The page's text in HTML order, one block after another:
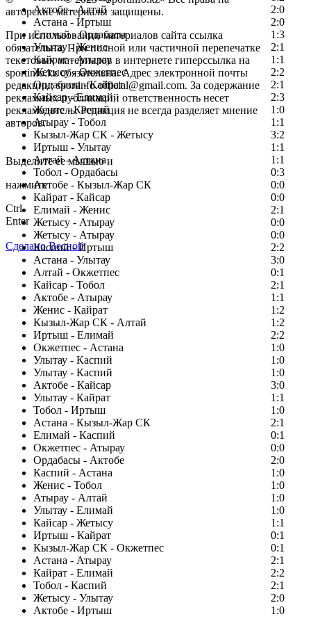
Актобе - Алтай
2:0
Астана - Иртыш
2:0
Елимай - Ордабасы
1:3
Улытау - Женис
2:1
Кайрат - Атырау
1:1
Жетысу - Окжетпес
2:2
Ордабасы - Кайрат
2:1
Кайсар - Елимай
2:3
Женис - Каспий
1:0
Атырау - Тобол
1:1
Кызыл-Жар СК - Жетысу
3:2
Иртыш - Улытау
1:1
Алтай - Астана
1:1
Тобол - Ордабасы
0:3
Актобе - Кызыл-Жар СК
0:0
Кайрат - Кайсар
0:0
Елимай - Женис
2:1
Жетысу - Атырау
0:0
Жетысу - Атырау
0:0
Каспий - Иртыш
2:2
Астана - Улытау
3:0
Алтай - Окжетпес
0:1
Кайсар - Тобол
2:1
Актобе - Атырау
1:1
Женис - Кайрат
1:2
Кызыл-Жар СК - Алтай
1:2
Иртыш - Елимай
2:2
Окжетпес - Астана
1:0
Улытау - Каспий
1:0
Улытау - Каспий
1:0
Актобе - Кайсар
3:0
Улытау - Кайрат
1:1
Тобол - Иртыш
1:0
Астана - Кызыл-Жар СК
2:1
Елимай - Каспий
0:1
Окжетпес - Атырау
0:0
Ордабасы - Актобе
2:0
Каспий - Астана
1:0
Женис - Тобол
1:0
Атырау - Алтай
1:0
Улытау - Елимай
1:0
Кайсар - Жетысу
1:1
Иртыш - Кайрат
0:1
Кызыл-Жар СК - Окжетпес
0:1
Астана - Атырау
2:1
Кайрат - Елимай
2:2
Тобол - Каспий
2:1
Жетысу - Улытау
2:0
Актобе - Иртыш
1:0
авторские материалы защищены.
При использовании материалов сайта ссылка
обязательна. При полной или частичной перепечатке
текстовых материалов в интернете гиперссылка на
sportinfo.kz обязательна. Адрес электронной почты
редакции: sportinfo.official@gmail.com. За содержание
рекламных публикаций ответственность несет
рекламодатель. Редакция не всегда разделяет мнение
авторов.
Заметили ошибку в тексте?
Выделите ее мышью и
нажмите
Ctrl
Enter
Сделано Весной